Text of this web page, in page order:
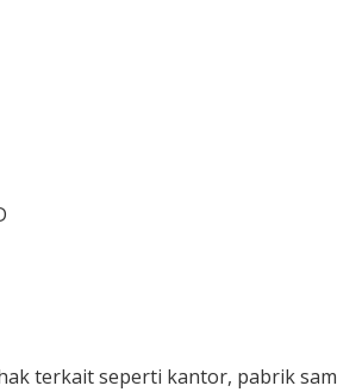
terkait seperti kantor, pabrik